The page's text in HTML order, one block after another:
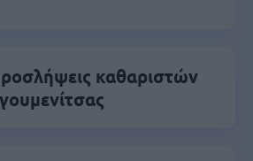
καθαριστών